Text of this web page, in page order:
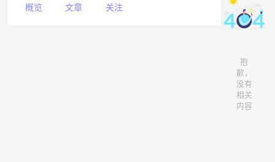
概览 文章 关注
抱
歉，
没有
相关
内容